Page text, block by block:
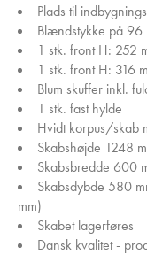
Plads til
Blændstykke på 96
1 stk. front H: 252
1 stk. front H: 316
Blum skuffer inkl.
1 stk. fast hylde
Hvidt korpus/skab
Skabshøjde 1248
Skabsbredde 600
Skabsdybde 580
mm)
Skabet lagerføres
Dansk kvalitet -